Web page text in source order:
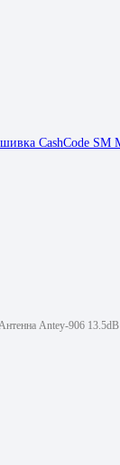
CashCode SM
Antey-906